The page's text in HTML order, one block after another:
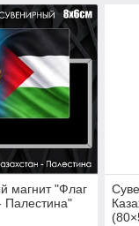
магнит "Флаг
Палестина"